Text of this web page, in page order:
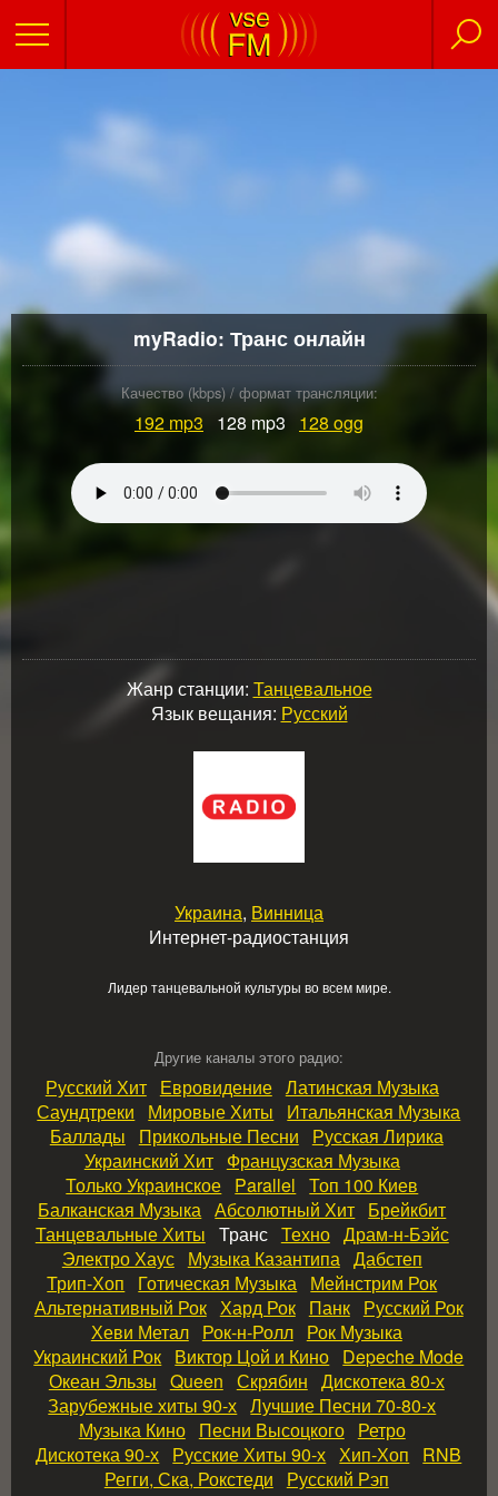
myRadio: Транс онлайн
Качество (kbps) / формат трансляции:
192 mp3 128 mp3 128 ogg
Жанр станции: Танцевальное
Язык вещания: Русский
Украина, Винница
Интернет-радиостанция
Лидер танцевальной культуры во всем мире.
Другие каналы этого радио:
Русский Хит Евровидение Латинская Музыка
Саундтреки
Мировые Хиты
Итальянская Музыка
Баллады
Прикольные Песни
Русская Лирика
Украинский Хит Французская Музыка
Только Украинское Parallel Топ 100 Киев
Балканская Музыка Абсолютный Хит Брейкбит
Танцевальные Хиты Транс Техно Драм‑н‑Бэйс
Электро Хаус Музыка Казантипа Дабстеп
Трип‑Хоп
Готическая Музыка Мейнстрим Рок
Альтернативный Рок Хард Рок Панк Русский Рок
Хеви Метал Рок‑н‑Ролл Рок Музыка
Украинский Рок Виктор Цой и Кино Depeche Mode
Океан Эльзы Queen Скрябин Дискотека 80‑х
Зарубежные хиты 90‑х Лучшие Песни 70‑80‑х
Музыка Кино Песни Высоцкого Ретро
Дискотека 90‑х Русские Хиты 90‑х Хип‑Хоп
RNB
Регги, Ска, Рокстеди
Русский Рэп